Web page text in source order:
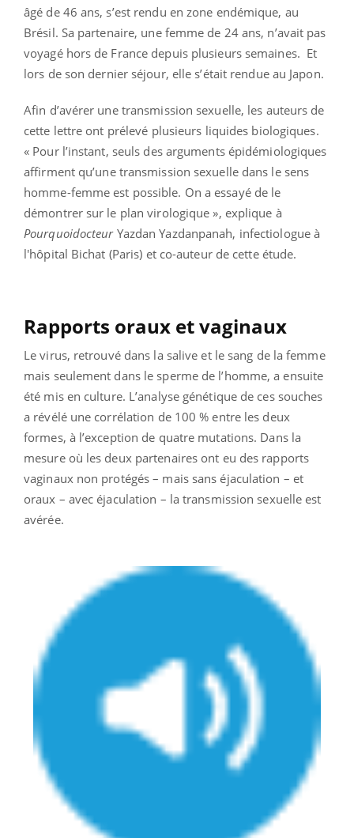
âgé de 46 ans, s’est rendu en zone endémique, au
Brésil. Sa partenaire, une femme de 24 ans, n’avait pas
voyagé hors de France depuis plusieurs semaines. Et
lors de son dernier séjour, elle s’était rendue au Japon.
Afin d’avérer une transmission sexuelle, les auteurs de
cette lettre ont prélevé plusieurs liquides biologiques.
« Pour l’instant, seuls des arguments épidémiologiques
affirment qu’une transmission sexuelle dans le sens
homme-femme est possible. On a essayé de le
démontrer sur le plan virologique », explique à
PourquoidocteurYazdan Yazdanpanah, infectiologue à
l'hôpital Bichat (Paris) et co-auteur de cette étude.
Rapports oraux et vaginaux
Le virus, retrouvé dans la salive et le sang de la femme
mais seulement dans le sperme de l’homme, a ensuite
été mis en culture. L’analyse génétique de ces souches
a révélé une corrélation de 100 % entre les deux
formes, à l’exception de quatre mutations. Dans la
mesure où les deux partenaires ont eu des rapports
vaginaux non protégés – mais sans éjaculation – et
oraux – avec éjaculation – la transmission sexuelle est
avérée.